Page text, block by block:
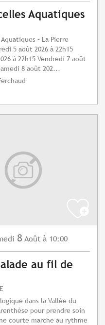
Aquatiques
– La Pierre
5 août 2026 à 22h15
à 22h15 Vendredi 7 août
8 août 202...
8 Août à 10:00
au fil de
dans la Vallée du
pour prendre soin
courte marche au rythme